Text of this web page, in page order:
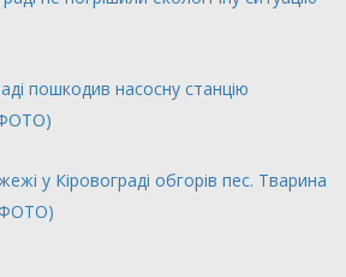
пошкодив насосну станцію
у Кіровограді обгорів пес. Тварина